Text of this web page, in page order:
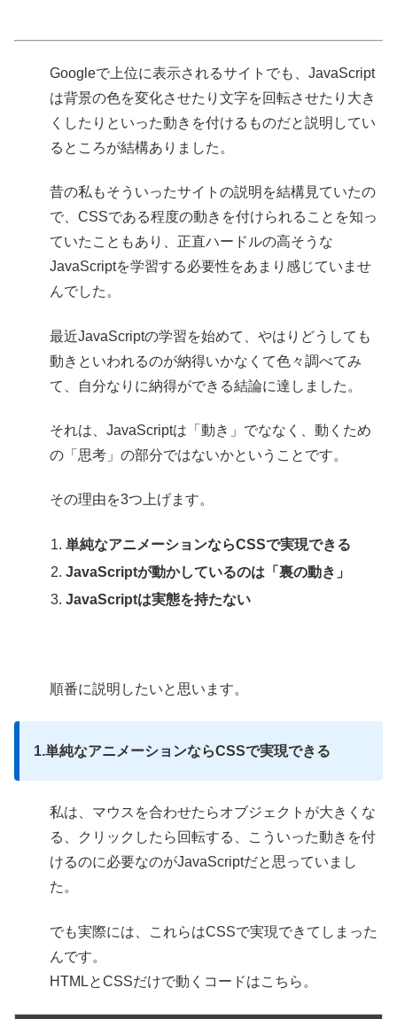
Googleで上位に表示されるサイトでも、JavaScript
は背景の色を変化させたり文字を回転させたり大き
くしたりといった動きを付けるものだと説明してい
るところが結構ありました。
昔の私もそういったサイトの説明を結構見ていたの
で、CSSである程度の動きを付けられることを知っ
ていたこともあり、正直ハードルの高そうな
JavaScriptを学習する必要性をあまり感じていませ
んでした。
最近JavaScriptの学習を始めて、やはりどうしても
動きといわれるのが納得いかなくて色々調べてみ
て、自分なりに納得ができる結論に達しました。
それは、JavaScriptは「動き」でななく、動くため
の「思考」の部分ではないかということです。
その理由を3つ上げます。
単純なアニメーションならCSSで実現できる
JavaScriptが動かしているのは「裏の動き」
JavaScriptは実態を持たない
順番に説明したいと思います。
1.単純なアニメーションならCSSで実現できる
私は、マウスを合わせたらオブジェクトが大きくな
る、クリックしたら回転する、こういった動きを付
けるのに必要なのがJavaScriptだと思っていまし
た。
でも実際には、これらはCSSで実現できてしまった
んです。
HTMLとCSSだけで動くコードはこちら。